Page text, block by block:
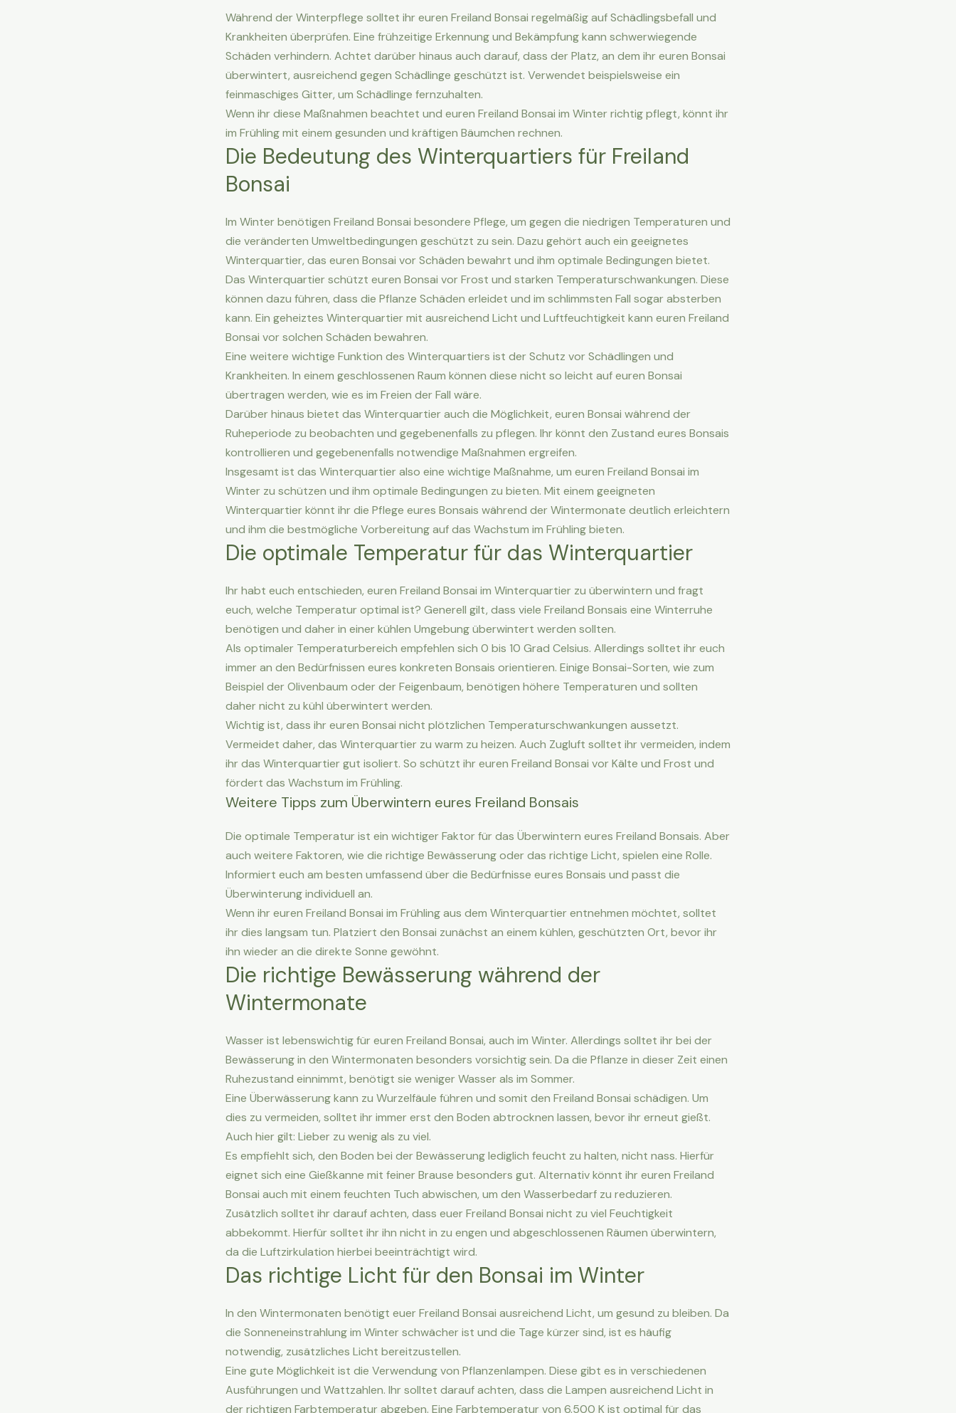
Während der Winterpflege solltet ihr euren Freiland Bonsai regelmäßig auf Schädlingsbefall und
Krankheiten überprüfen. Eine frühzeitige Erkennung und Bekämpfung kann schwerwiegende
Schäden verhindern. Achtet darüber hinaus auch darauf, dass der Platz, an dem ihr euren Bonsai
überwintert, ausreichend gegen Schädlinge geschützt ist. Verwendet beispielsweise ein
feinmaschiges Gitter, um Schädlinge fernzuhalten.
Wenn ihr diese Maßnahmen beachtet und euren Freiland Bonsai im Winter richtig pflegt, könnt ihr
im Frühling mit einem gesunden und kräftigen Bäumchen rechnen.
Die Bedeutung des Winterquartiers für Freiland
Bonsai
Im Winter benötigen Freiland Bonsai besondere Pflege, um gegen die niedrigen Temperaturen und
die veränderten Umweltbedingungen geschützt zu sein. Dazu gehört auch ein geeignetes
Winterquartier, das euren Bonsai vor Schäden bewahrt und ihm optimale Bedingungen bietet.
Das Winterquartier schützt euren Bonsai vor Frost und starken Temperaturschwankungen. Diese
können dazu führen, dass die Pflanze Schäden erleidet und im schlimmsten Fall sogar absterben
kann. Ein geheiztes Winterquartier mit ausreichend Licht und Luftfeuchtigkeit kann euren Freiland
Bonsai vor solchen Schäden bewahren.
Eine weitere wichtige Funktion des Winterquartiers ist der Schutz vor Schädlingen und
Krankheiten. In einem geschlossenen Raum können diese nicht so leicht auf euren Bonsai
übertragen werden, wie es im Freien der Fall wäre.
Darüber hinaus bietet das Winterquartier auch die Möglichkeit, euren Bonsai während der
Ruheperiode zu beobachten und gegebenenfalls zu pflegen. Ihr könnt den Zustand eures Bonsais
kontrollieren und gegebenenfalls notwendige Maßnahmen ergreifen.
Insgesamt ist das Winterquartier also eine wichtige Maßnahme, um euren Freiland Bonsai im
Winter zu schützen und ihm optimale Bedingungen zu bieten. Mit einem geeigneten
Winterquartier könnt ihr die Pflege eures Bonsais während der Wintermonate deutlich erleichtern
und ihm die bestmögliche Vorbereitung auf das Wachstum im Frühling bieten.
Die optimale Temperatur für das Winterquartier
Ihr habt euch entschieden, euren Freiland Bonsai im Winterquartier zu überwintern und fragt
euch, welche Temperatur optimal ist? Generell gilt, dass viele Freiland Bonsais eine Winterruhe
benötigen und daher in einer kühlen Umgebung überwintert werden sollten.
Als optimaler Temperaturbereich empfehlen sich 0 bis 10 Grad Celsius. Allerdings solltet ihr euch
immer an den Bedürfnissen eures konkreten Bonsais orientieren. Einige Bonsai-Sorten, wie zum
Beispiel der Olivenbaum oder der Feigenbaum, benötigen höhere Temperaturen und sollten
daher nicht zu kühl überwintert werden.
Wichtig ist, dass ihr euren Bonsai nicht plötzlichen Temperaturschwankungen aussetzt.
Vermeidet daher, das Winterquartier zu warm zu heizen. Auch Zugluft solltet ihr vermeiden, indem
ihr das Winterquartier gut isoliert. So schützt ihr euren Freiland Bonsai vor Kälte und Frost und
fördert das Wachstum im Frühling.
Weitere Tipps zum Überwintern eures Freiland Bonsais
Die optimale Temperatur ist ein wichtiger Faktor für das Überwintern eures Freiland Bonsais. Aber
auch weitere Faktoren, wie die richtige Bewässerung oder das richtige Licht, spielen eine Rolle.
Informiert euch am besten umfassend über die Bedürfnisse eures Bonsais und passt die
Überwinterung individuell an.
Wenn ihr euren Freiland Bonsai im Frühling aus dem Winterquartier entnehmen möchtet, solltet
ihr dies langsam tun. Platziert den Bonsai zunächst an einem kühlen, geschützten Ort, bevor ihr
ihn wieder an die direkte Sonne gewöhnt.
Die richtige Bewässerung während der
Wintermonate
Wasser ist lebenswichtig für euren Freiland Bonsai, auch im Winter. Allerdings solltet ihr bei der
Bewässerung in den Wintermonaten besonders vorsichtig sein. Da die Pflanze in dieser Zeit einen
Ruhezustand einnimmt, benötigt sie weniger Wasser als im Sommer.
Eine Überwässerung kann zu Wurzelfäule führen und somit den Freiland Bonsai schädigen. Um
dies zu vermeiden, solltet ihr immer erst den Boden abtrocknen lassen, bevor ihr erneut gießt.
Auch hier gilt: Lieber zu wenig als zu viel.
Es empfiehlt sich, den Boden bei der Bewässerung lediglich feucht zu halten, nicht nass. Hierfür
eignet sich eine Gießkanne mit feiner Brause besonders gut. Alternativ könnt ihr euren Freiland
Bonsai auch mit einem feuchten Tuch abwischen, um den Wasserbedarf zu reduzieren.
Zusätzlich solltet ihr darauf achten, dass euer Freiland Bonsai nicht zu viel Feuchtigkeit
abbekommt. Hierfür solltet ihr ihn nicht in zu engen und abgeschlossenen Räumen überwintern,
da die Luftzirkulation hierbei beeinträchtigt wird.
Das richtige Licht für den Bonsai im Winter
In den Wintermonaten benötigt euer Freiland Bonsai ausreichend Licht, um gesund zu bleiben. Da
die Sonneneinstrahlung im Winter schwächer ist und die Tage kürzer sind, ist es häufig
notwendig, zusätzliches Licht bereitzustellen.
Eine gute Möglichkeit ist die Verwendung von Pflanzenlampen. Diese gibt es in verschiedenen
Ausführungen und Wattzahlen. Ihr solltet darauf achten, dass die Lampen ausreichend Licht in
der richtigen Farbtemperatur abgeben. Eine Farbtemperatur von 6.500 K ist optimal für das